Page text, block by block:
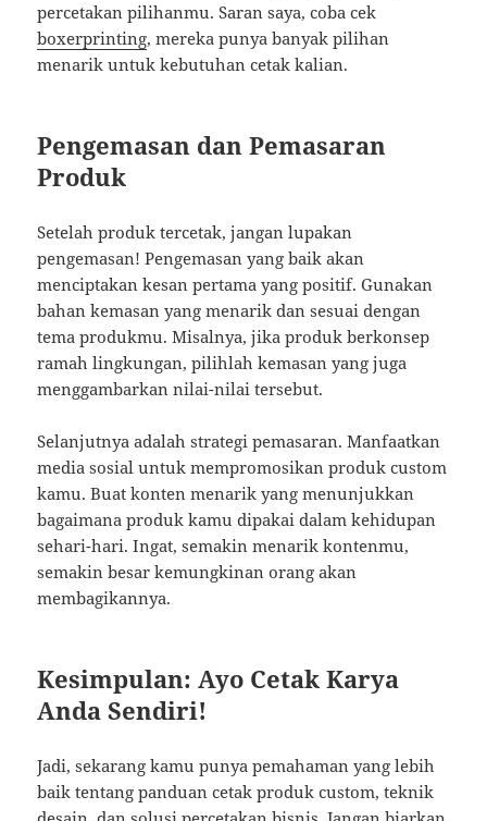
percetakan pilihanmu. Saran saya, coba cek
boxerprinting, mereka punya banyak pilihan
menarik untuk kebutuhan cetak kalian.
Pengemasan dan Pemasaran
Produk
Setelah produk tercetak, jangan lupakan
pengemasan! Pengemasan yang baik akan
menciptakan kesan pertama yang positif. Gunakan
bahan kemasan yang menarik dan sesuai dengan
tema produkmu. Misalnya, jika produk berkonsep
ramah lingkungan, pilihlah kemasan yang juga
menggambarkan nilai-nilai tersebut.
Selanjutnya adalah strategi pemasaran. Manfaatkan
media sosial untuk mempromosikan produk custom
kamu. Buat konten menarik yang menunjukkan
bagaimana produk kamu dipakai dalam kehidupan
sehari-hari. Ingat, semakin menarik kontenmu,
semakin besar kemungkinan orang akan
membagikannya.
Kesimpulan: Ayo Cetak Karya
Anda Sendiri!
Jadi, sekarang kamu punya pemahaman yang lebih
baik tentang panduan cetak produk custom, teknik